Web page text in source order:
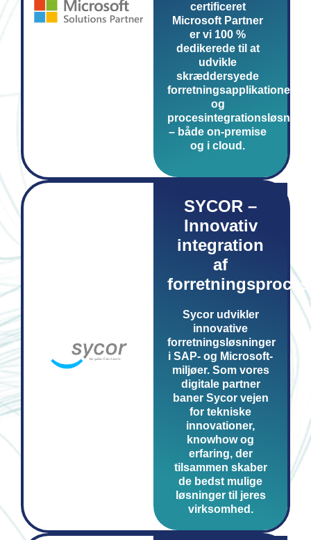
certificeret
Microsoft Partner
er vi 100 %
dedikerede til at
udvikle
skræddersyede
forretningsapplikationer
og
– både on-premise
og i cloud.
SYCOR –
Innovativ
integration
af
Sycor udvikler
innovative
forretningsløsninger
i SAP- og Microsoft-
miljøer. Som vores
digitale partner
baner Sycor vejen
for tekniske
innovationer,
knowhow og
erfaring, der
tilsammen skaber
de bedst mulige
løsninger til jeres
virksomhed.